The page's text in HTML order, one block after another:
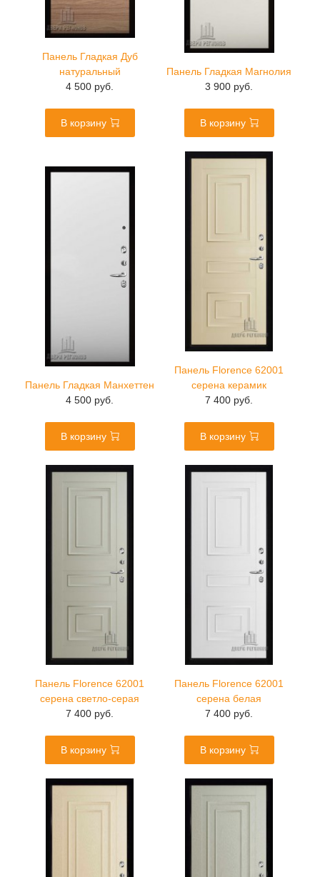
Панель Гладкая Дуб
натуральный
4 500 руб.
В корзину
Панель Гладкая Магнолия
3 900 руб.
В корзину
Панель Гладкая Манхеттен
4 500 руб.
В корзину
Панель Florence 62001
серена керамик
7 400 руб.
В корзину
Панель Florence 62001
серена светло-серая
7 400 руб.
В корзину
Панель Florence 62001
серена белая
7 400 руб.
В корзину